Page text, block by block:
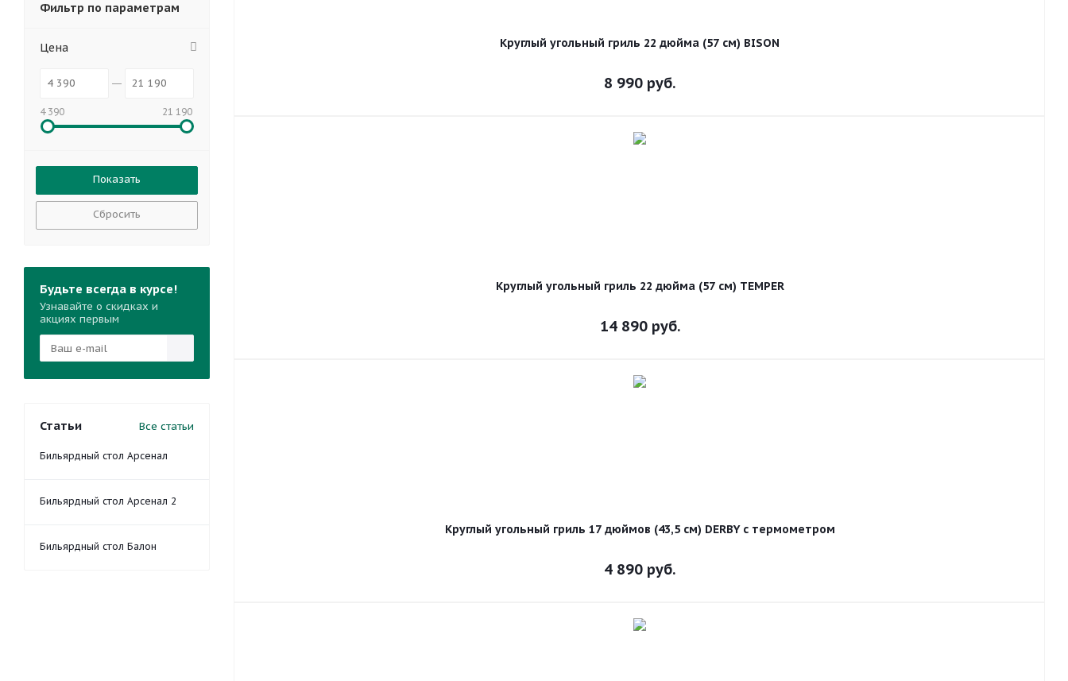
Круглый угольный гриль 22 дюйма (57 см) BISON
8 990 руб.
Круглый угольный гриль 22 дюйма (57 см) TEMPER
14 890руб.
Круглый угольный гриль 17 дюймов (43,5 см) DERBY с термометром
4 890 руб.
Фильтр по параметрам
Цена
4 390 21 190
Сбросить
Будьте всегда в курсе!
Узнавайте о скидках и
акциях первым
Статьи Все статьи
Бильярдный стол Арсенал
Бильярдный стол Арсенал 2
Бильярдный стол Балон